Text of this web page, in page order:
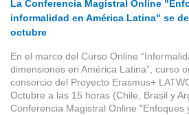
La Conferencia Magistral Online
informalidad en América Latina" se
octubre
En el marco del Curso Online
dimensiones en América Latina”, curso
consorcio del Proyecto Erasmus+
Octubre a las 15 horas (Chile, Brasil y
Conferencia Magistral Online "Enfoques